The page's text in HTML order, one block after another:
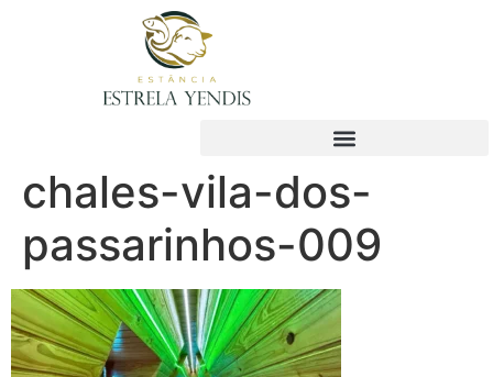
chales-vila-dos-
passarinhos-009